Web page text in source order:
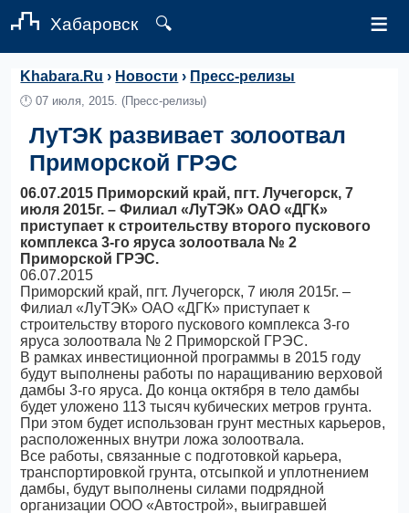
Хабаровск 🔍 ≡
Khabara.Ru › Новости › Пресс-релизы
🕛07 июля, 2015. (Пресс-релизы)
ЛуТЭК развивает золоотвал
Приморской ГРЭС
06.07.2015 Приморский край, пгт. Лучегорск, 7
июля 2015г. – Филиал «ЛуТЭК» ОАО «ДГК»
приступает к строительству второго пускового
комплекса 3-го яруса золоотвала № 2
Приморской ГРЭС.
06.07.2015
Приморский край, пгт. Лучегорск, 7 июля 2015г. –
Филиал «ЛуТЭК» ОАО «ДГК» приступает к
строительству второго пускового комплекса 3-го
яруса золоотвала № 2 Приморской ГРЭС.
В рамках инвестиционной программы в 2015 году
будут выполнены работы по наращиванию верховой
дамбы 3-го яруса. До конца октября в тело дамбы
будет уложено 113 тысяч кубических метров грунта.
При этом будет использован грунт местных карьеров,
расположенных внутри ложа золоотвала.
Все работы, связанные с подготовкой карьера,
транспортировкой грунта, отсыпкой и уплотнением
дамбы, будут выполнены силами подрядной
организации ООО «Автострой», выигравшей